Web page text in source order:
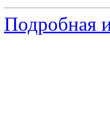
Подробная